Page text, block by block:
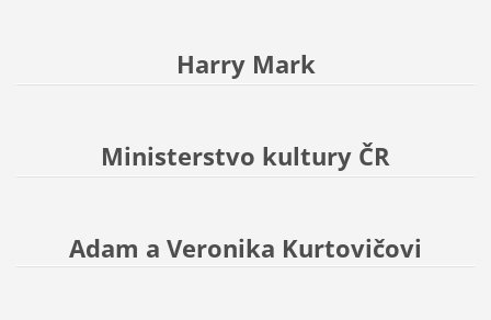
Harry Mark
Ministerstvo kultury ČR
Adam a Veronika Kurtovičovi